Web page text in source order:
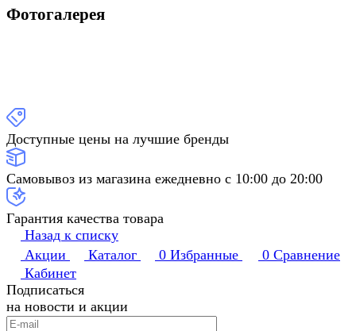
Фотогалерея
Доступные цены на лучшие бренды
Самовывоз из магазина ежедневно с 10:00 до 20:00
Гарантия качества товара
Назад к списку
Акции
Каталог 0 Избранные 0 Сравнение
Кабинет
Подписаться
на новости и акции